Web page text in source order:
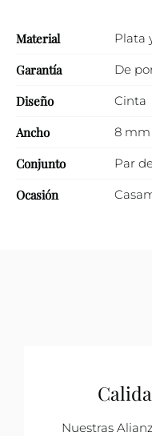
Material Plata
Garantía De
Diseño Cinta
Ancho 8 mm
Conjunto Par
Ocasión
Nuestras